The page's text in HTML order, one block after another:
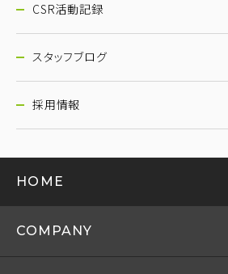
CSR活動記録
スタッフブログ
採用情報
HOME
COMPANY